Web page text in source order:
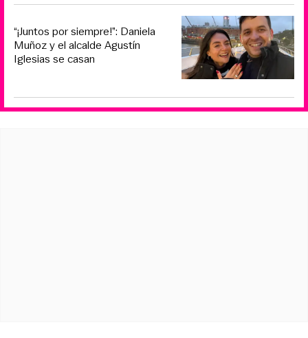
“¡Juntos por siempre!”: Daniela
Muñoz y el alcalde Agustín
Iglesias se casan